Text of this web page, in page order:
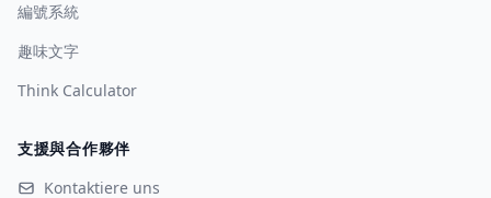
編號系統
趣味文字
Think Calculator
支援與合作夥伴
Kontaktiere uns